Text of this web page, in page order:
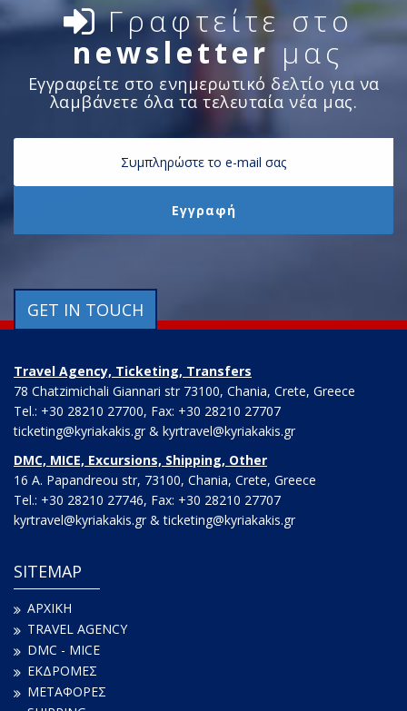
Γραφτείτε στο
newsletter μας
Εγγραφείτε στο ενημερωτικό δελτίο για να
λαμβάνετε όλα τα τελευταία νέα μας.
GET IN TOUCH
Travel Agency, Ticketing, Transfers
78 Chatzimichali Giannari str 73100, Chania, Crete, Greece
Tel.: +30 28210 27700, Fax: +30 28210 27707
ticketing@kyriakakis.gr & kyrtravel@kyriakakis.gr
DMC, MICE, Excursions, Shipping, Other
16 A. Papandreou str, 73100, Chania, Crete, Greece
Tel.: +30 28210 27746, Fax: +30 28210 27707
kyrtravel@kyriakakis.gr & ticketing@kyriakakis.gr
SITEMAP
ΑΡΧΙΚΗ
TRAVEL AGENCY
DMC - MICE
ΕΚΔΡΟΜΕΣ
ΜΕΤΑΦΟΡΕΣ